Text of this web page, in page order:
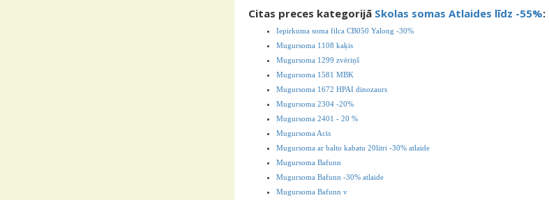
Citas preces kategorijā Skolas somas Atlaides līdz -55%:
Iepirkuma soma filca CB050 Yalong -30%
Mugursoma 1108 kaķis
Mugursoma 1299 zvēriņš
Mugursoma 1581 MBK
Mugursoma 1672 HPAI dinozaurs
Mugursoma 2304 -20%
Mugursoma 2401 - 20 %
Mugursoma Acis
Mugursoma ar balto kabatu 20litri -30% atlaide
Mugursoma Bafunn
Mugursoma Bafunn -30% atlaide
Mugursoma Bafunn v